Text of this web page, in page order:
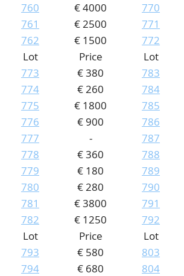
760
€ 4000
761
€ 2500
762
€ 1500
770
771
772
Lot
Price
773
€ 380
774
€ 260
775
€ 1800
776
€ 900
777
-
778
€ 360
779
€ 180
780
€ 280
781
€ 3800
782
€ 1250
Lot
783
784
785
786
787
788
789
790
791
792
Lot
Price
793
€ 580
794
€ 680
Lot
803
804